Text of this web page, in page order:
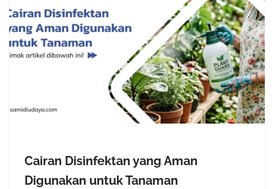
Cairan Disinfektan yang Aman
Digunakan untuk Tanaman